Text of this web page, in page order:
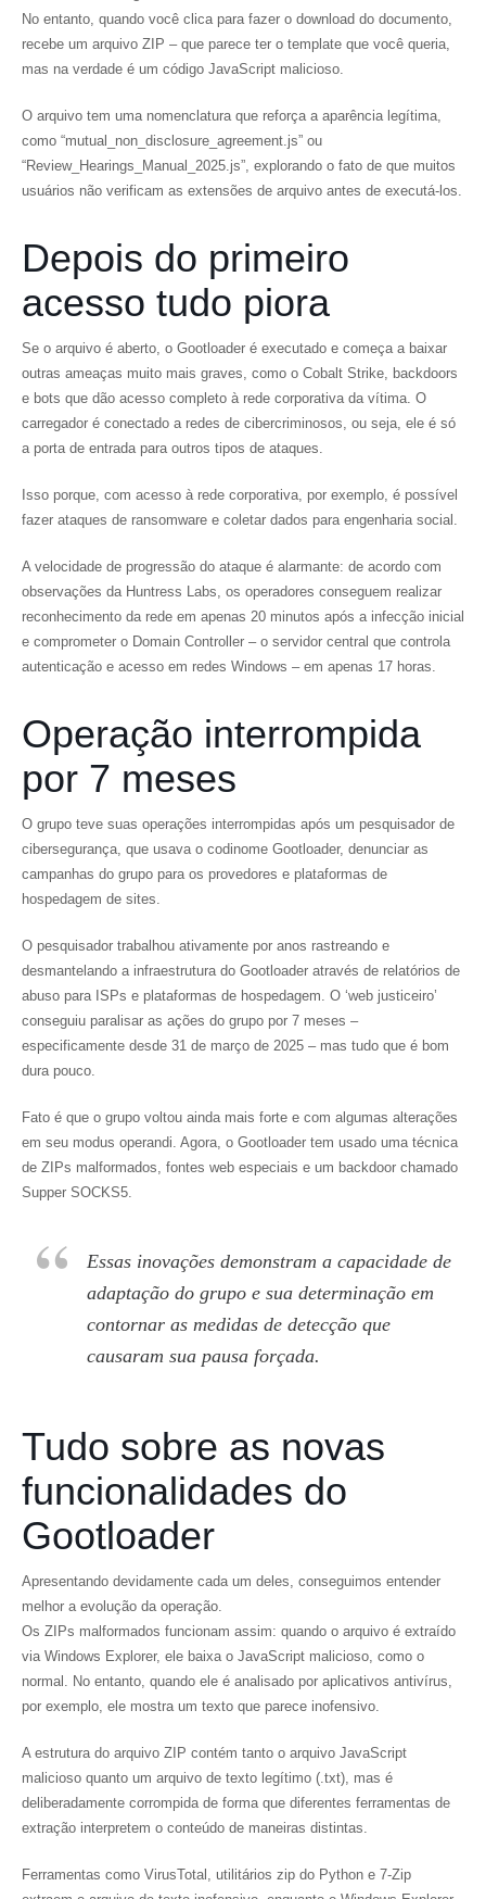
No entanto, quando você clica para fazer o download do documento,
recebe um arquivo ZIP – que parece ter o template que você queria,
mas na verdade é um código JavaScript malicioso.
O arquivo tem uma nomenclatura que reforça a aparência legítima,
como “mutual_non_disclosure_agreement.js” ou
“Review_Hearings_Manual_2025.js”, explorando o fato de que muitos
usuários não verificam as extensões de arquivo antes de executá-los.
Depois do primeiro
acesso tudo piora
Se o arquivo é aberto, o Gootloader é executado e começa a baixar
outras ameaças muito mais graves, como o Cobalt Strike, backdoors
e bots que dão acesso completo à rede corporativa da vítima. O
carregador é conectado a redes de cibercriminosos, ou seja, ele é só
a porta de entrada para outros tipos de ataques.
Isso porque, com acesso à rede corporativa, por exemplo, é possível
fazer ataques de ransomware e coletar dados para engenharia social.
A velocidade de progressão do ataque é alarmante: de acordo com
observações da Huntress Labs, os operadores conseguem realizar
reconhecimento da rede em apenas 20 minutos após a infecção inicial
e comprometer o Domain Controller – o servidor central que controla
autenticação e acesso em redes Windows – em apenas 17 horas.
Operação interrompida
por 7 meses
O grupo teve suas operações interrompidas após um pesquisador de
cibersegurança, que usava o codinome Gootloader, denunciar as
campanhas do grupo para os provedores e plataformas de
hospedagem de sites.
O pesquisador trabalhou ativamente por anos rastreando e
desmantelando a infraestrutura do Gootloader através de relatórios de
abuso para ISPs e plataformas de hospedagem. O ‘web justiceiro’
conseguiu paralisar as ações do grupo por 7 meses –
especificamente desde 31 de março de 2025 – mas tudo que é bom
dura pouco.
Fato é que o grupo voltou ainda mais forte e com algumas alterações
em seu modus operandi. Agora, o Gootloader tem usado uma técnica
de ZIPs malformados, fontes web especiais e um backdoor chamado
Supper SOCKS5.
Essas inovações demonstram a capacidade de
adaptação do grupo e sua determinação em
contornar as medidas de detecção que
causaram sua pausa forçada.
Tudo sobre as novas
funcionalidades do
Gootloader
Apresentando devidamente cada um deles, conseguimos entender
melhor a evolução da operação.
Os ZIPs malformados funcionam assim: quando o arquivo é extraído
via Windows Explorer, ele baixa o JavaScript malicioso, como o
normal. No entanto, quando ele é analisado por aplicativos antivírus,
por exemplo, ele mostra um texto que parece inofensivo.
A estrutura do arquivo ZIP contém tanto o arquivo JavaScript
malicioso quanto um arquivo de texto legítimo (.txt), mas é
deliberadamente corrompida de forma que diferentes ferramentas de
extração interpretem o conteúdo de maneiras distintas.
Ferramentas como VirusTotal, utilitários zip do Python e 7-Zip